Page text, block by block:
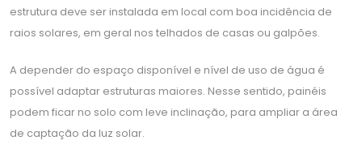
estrutura deve ser instalada em local com boa incidência de
raios solares, em geral nos telhados de casas ou galpões.
A depender do espaço disponível e nível de uso de água é
possível adaptar estruturas maiores. Nesse sentido, painéis
podem ficar no solo com leve inclinação, para ampliar a área
de captação da luz solar.